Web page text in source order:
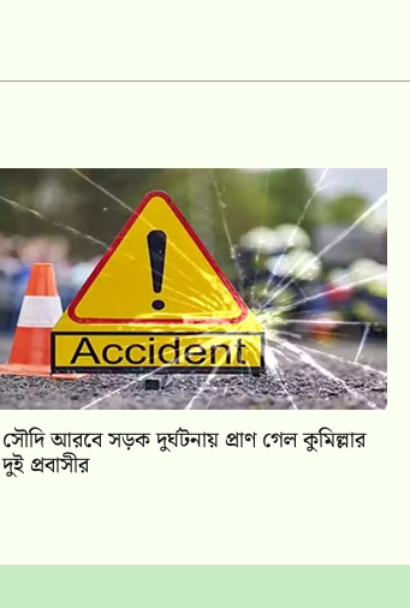
সৌদি আরবে সড়ক দুর্ঘটনায় প্রাণ গেল কুমিল্লার
দুই প্রবাসীর